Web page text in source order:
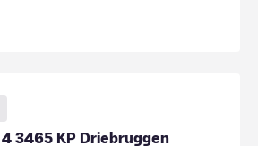
4 3465 KP Driebruggen